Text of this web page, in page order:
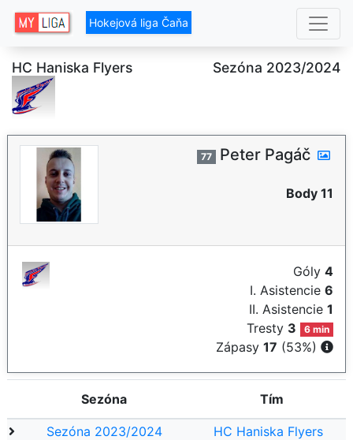
Hokejová liga Čaňa
HC Haniska Flyers Sezóna 2023/2024
77 Peter Pagáč
Body 11
Góly 4
I. Asistencie 6
II. Asistencie 1
Tresty 3 6 min
Zápasy 17 (53%)
Sezóna Tím
Sezóna 2023/2024
HC Haniska Flyers